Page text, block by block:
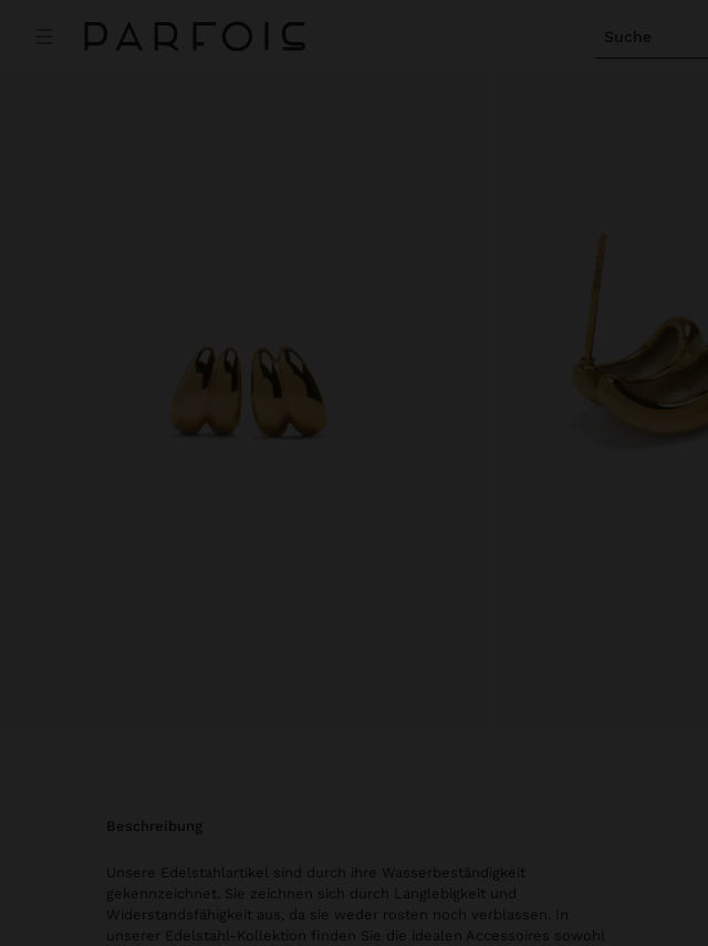
Suche
beschreibung
Unsere Edelstahlartikel sind durch ihre Wasserbeständigkeit
gekennzeichnet. Sie zeichnen sich durch Langlebigkeit und
Widerstandsfähigkeit aus, da sie weder rosten noch verblassen. In
unserer Edelstahl-Kollektion finden Sie die idealen Accessoires sowohl